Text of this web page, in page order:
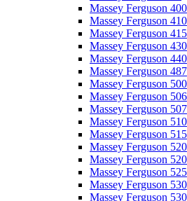
Massey Ferguson 400
Massey Ferguson 410
Massey Ferguson 415
Massey Ferguson 430
Massey Ferguson 440
Massey Ferguson 487
Massey Ferguson 500
Massey Ferguson 506
Massey Ferguson 507
Massey Ferguson 510
Massey Ferguson 515
Massey Ferguson 520
Massey Ferguson
Massey Ferguson 525
Massey Ferguson 530
Massey Ferguson